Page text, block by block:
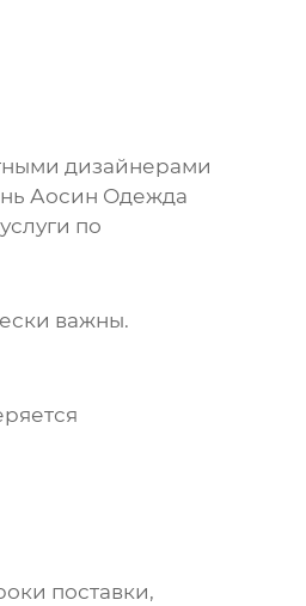
дизайнерами
Аосин Одежда
по
важны.
поставки,